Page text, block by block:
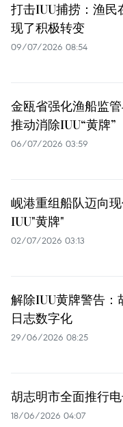
打击IUU捕捞：渔民
现了积极转变
09/07/2026 08:54
金瓯省强化渔船监
推动消除IUU“黄牌”
06/07/2026 03:59
岘港重组船队迈向
IUU"黄牌"
02/07/2026 03:13
解除IUU黄牌警告：
日志数字化
29/06/2026 08:25
胡志明市全面推行
18/06/2026 04:07